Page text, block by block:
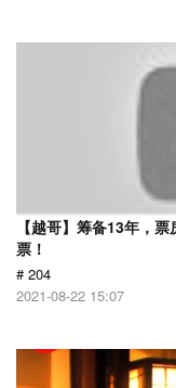
【越哥】筹备13年，
票！
# 204
2021-08-22 15:07